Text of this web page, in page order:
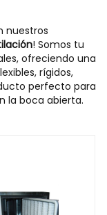
nuestros
! Somos tu
ofreciendo una
rígidos,
perfecto para
la boca abierta.